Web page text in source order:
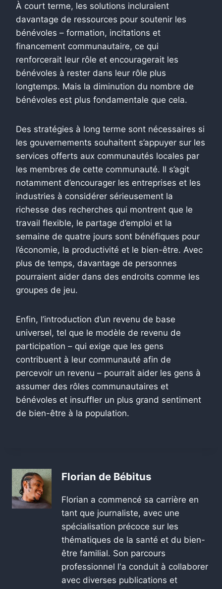
À court terme, les solutions incluraient
davantage de ressources pour soutenir les
bénévoles – formation, incitations et
financement communautaire, ce qui
renforcerait leur rôle et encouragerait les
bénévoles à rester dans leur rôle plus
longtemps. Mais la diminution du nombre de
bénévoles est plus fondamentale que cela.
Des stratégies à long terme sont nécessaires si
les gouvernements souhaitent s’appuyer sur les
services offerts aux communautés locales par
les membres de cette communauté. Il s’agit
notamment d’encourager les entreprises et les
industries à considérer sérieusement la
richesse des recherches qui montrent que le
travail flexible, le partage d’emploi et la
semaine de quatre jours sont bénéfiques pour
l’économie, la productivité et le bien-être. Avec
plus de temps, davantage de personnes
pourraient aider dans des endroits comme les
groupes de jeu.
Enfin, l’introduction d’un revenu de base
universel, tel que le modèle de revenu de
participation – qui exige que les gens
contribuent à leur communauté afin de
percevoir un revenu – pourrait aider les gens à
assumer des rôles communautaires et
bénévoles et insuffler un plus grand sentiment
de bien-être à la population.
Florian de Bébitus
Florian a commencé sa carrière en
tant que journaliste, avec une
spécialisation précoce sur les
thématiques de la santé et du bien-
être familial. Son parcours
professionnel l'a conduit à collaborer
avec diverses publications et